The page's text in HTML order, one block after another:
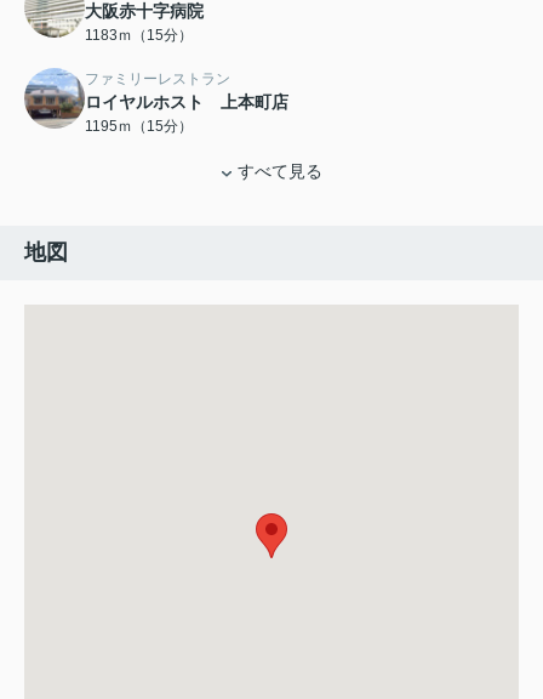
大阪赤十字病院
1183ｍ（15分）
ファミリーレストラン
ロイヤルホスト 上本町店
1195ｍ（15分）
すべて見る
地図